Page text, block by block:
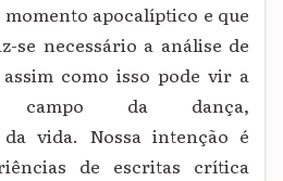
apocalíptico e que
se necessário a análise de
como isso pode vir a
campo da dança,
da vida. Nossa intenção é
de escritas crítica